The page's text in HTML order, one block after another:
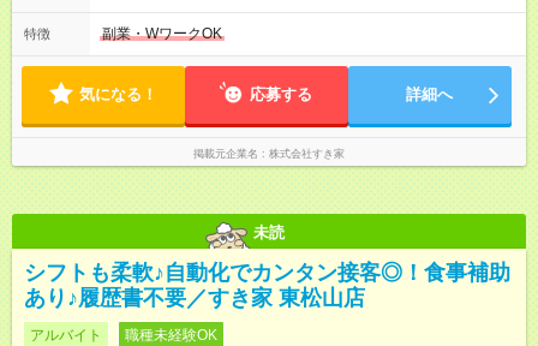
す。 必ず、2名以上での勤務を行いますので、安心して働けま
す。
特徴 副業・WワークOK
気になる！ 応募する 詳細へ
掲載元企業名 株式会社すき家
未読
シフトも柔軟♪自動化でカンタン接客◎！食事補助
あり♪履歴書不要／すき家 東松山店
アルバイト 職種未経験OK